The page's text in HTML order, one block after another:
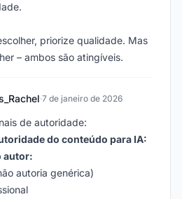
priorize qualidade. Mas
– ambos são atingíveis.
·7 de janeiro de 2026
de autoridade:
do conteúdo para IA:
autor:
autoria genérica)